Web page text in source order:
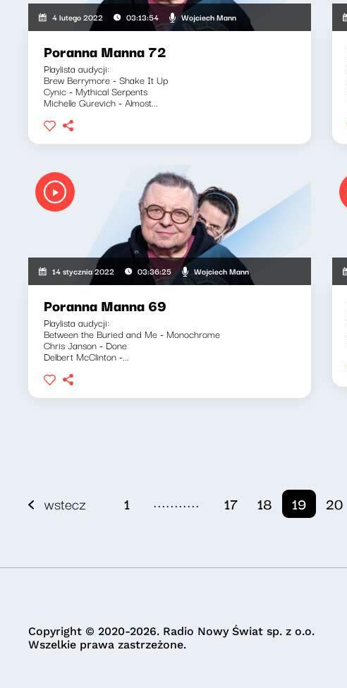
4 lutego 2022 03:13:54 Wojciech Mann
Poranna Manna 72
Playlista audycji:
Brew Berrymore - Shake It Up
Cynic - Mythical Serpents
Michelle Gurevich - Almost...
14 stycznia 2022 03:36:25 Wojciech Mann
Poranna Manna 69
Playlista audycji:
Between the Buried and Me - Monochrome
Chris Janson - Done
Delbert McClinton -...
wstecz 1 ........... 17 18 19 20
Copyright © 2020-2026. Radio Nowy Świat sp. z o.o.
Wszelkie prawa zastrzeżone.